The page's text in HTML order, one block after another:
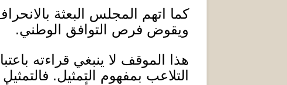
كما اتهم المجلس البعثة
ويقوض فرص التوافق الوطني.
هذا الموقف لا ينبغي قراءته
التلاعب بمفهوم التمثيل.